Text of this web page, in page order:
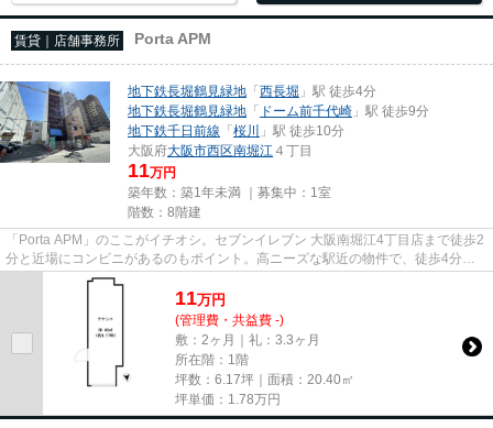
賃貸｜店舗事務所 Porta APM
地下鉄長堀鶴見緑地 「西長堀 」駅 徒歩4分
地下鉄長堀鶴見緑地 「 ドーム前千代崎 」駅 徒歩9分
地下鉄千日前線 「桜川
」駅 徒歩10分
大阪府大阪市西区南堀江 ４丁目
11万円
築年数：築1年未満 ｜募集中： 1室
階数：8階建
「Porta APM」のここがイチオシ。セブンイレブン 大阪南堀江4丁目店まで徒歩2
分と近場にコンビニがあるのもポイント。高ニーズな駅近の物件で、徒歩4分で
駅に行くことができます。駐車...
11万円
(管理費・共益費 -)
敷：2ヶ月｜礼：3.3ヶ月
所在階：1階
坪数：6.17坪｜面積：20.40㎡
坪単価： 1.78万円